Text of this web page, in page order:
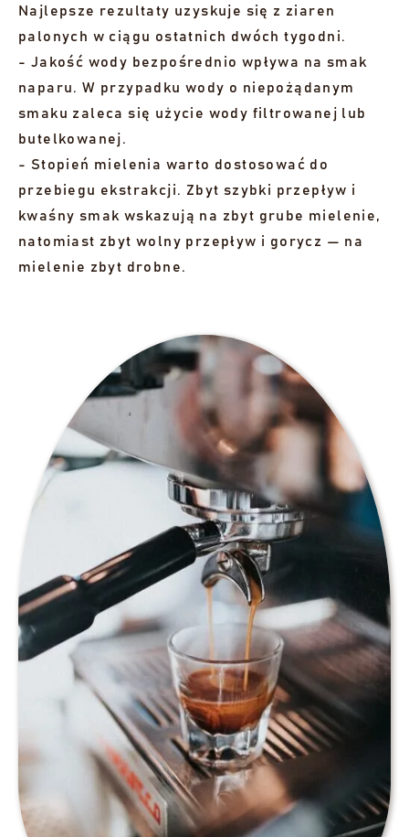
Najlepsze rezultaty uzyskuje się z ziaren
palonych w ciągu ostatnich dwóch tygodni.
- Jakość wody bezpośrednio wpływa na smak
naparu. W przypadku wody o niepożądanym
smaku zaleca się użycie wody filtrowanej lub
butelkowanej.
- Stopień mielenia warto dostosować do
przebiegu ekstrakcji. Zbyt szybki przepływ i
kwaśny smak wskazują na zbyt grube mielenie,
natomiast zbyt wolny przepływ i gorycz — na
mielenie zbyt drobne.